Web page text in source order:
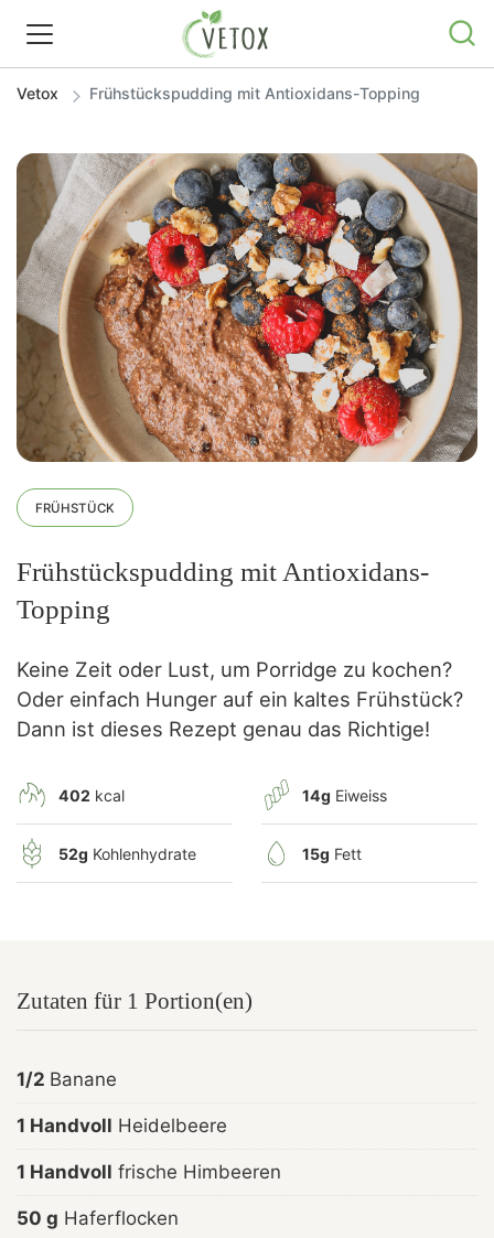
REZEPTWELT
WISSEN
SHOP
GRATIS ERNÄHRUNGSTIPPS
Vetox Frühstückspudding mit Antioxidans-Topping
FRÜHSTÜCK
Frühstückspudding mit Antioxidans-
Topping
Keine Zeit oder Lust, um Porridge zu kochen?
Oder einfach Hunger auf ein kaltes Frühstück?
Dann ist dieses Rezept genau das Richtige!
402 kcal 14g Eiweiss
52g Kohlenhydrate 15g Fett
Zutaten für 1 Portion(en)
1/2 Banane
1 Handvoll Heidelbeere
1 Handvoll frische Himbeeren
50 g Haferflocken